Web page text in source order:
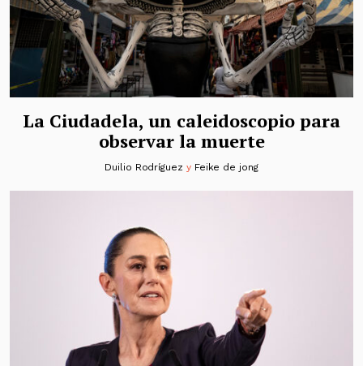
La Ciudadela, un caleidoscopio para
observar la muerte
Duilio Rodríguez y Feike de jong